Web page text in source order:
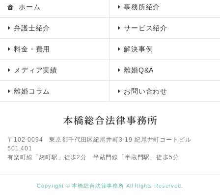
ホーム 事務所紹介
弁護士紹介 サービス紹介
料金・費用 解決事例
メディア実績 離婚Q&A
離婚コラム お問い合わせ
〒102-0094東京都千代田区紀尾井町3-19 紀尾井町コートビル
501,401
有楽町線「麹町駅」徒歩2分 半蔵門線「半蔵門駅」徒歩5分
Copyright © 本橋総合法律事務所 All Rights Reserved.